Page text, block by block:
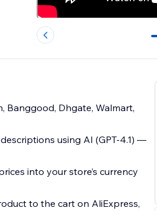
0
Banggood, Dhgate, Walmart,
using AI (GPT-4.1) —
into your store’s currency
to the cart on AliExpress,